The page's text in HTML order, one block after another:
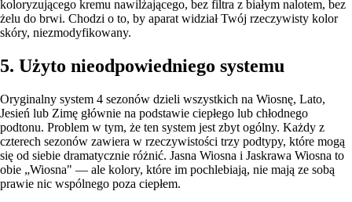
koloryzującego kremu nawilżającego, bez filtra z białym nalotem, bez
żelu do brwi. Chodzi o to, by aparat widział Twój rzeczywisty kolor
skóry, niezmodyfikowany.
5. Użyto nieodpowiedniego systemu
Oryginalny system 4 sezonów dzieli wszystkich na Wiosnę, Lato,
Jesień lub Zimę głównie na podstawie ciepłego lub chłodnego
podtonu. Problem w tym, że ten system jest zbyt ogólny. Każdy z
czterech sezonów zawiera w rzeczywistości trzy podtypy, które mogą
się od siebie dramatycznie różnić. Jasna Wiosna i Jaskrawa Wiosna to
obie „Wiosna" — ale kolory, które im pochlebiają, nie mają ze sobą
prawie nic wspólnego poza ciepłem.